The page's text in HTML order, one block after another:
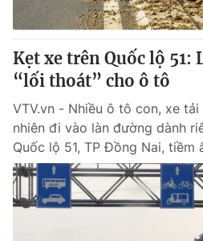
Tư vấn
Chuyên mục khác
Emagazine
Photo
Video
VTV Money
Kẹt xe trên Quốc lộ 51:
“lối thoát” cho ô tô
VTV.vn - Nhiều ô tô con, xe
nhiên đi vào làn đường dành
Quốc lộ 51, TP Đồng Nai, tiềm